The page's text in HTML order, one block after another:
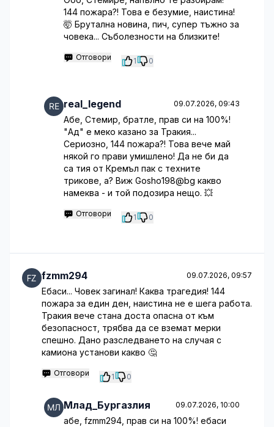
144 пожара?! Това е безумие, наистина!
🤯 Брутална новина, пич, супер тъжно за
човека... Съболезности на близките!
Отговори 1 0
real_legend 09.07.2026, 09:43
Абе, Стемир, братле, прав си на 100%!
"Ад" е меко казано за Тракия...
Сериозно, 144 пожара?! Това вече май
някой го прави умишлено! Да не би да
са тия от Кремъл пак с техните
трикове, а? Виж Gosho198@bg какво
намеква - и той подозира нещо. 💥
Отговори 1 0
fzmm294 09.07.2026, 09:57
Ебаси... Човек загинал! Каква трагедия! 144
пожара за един ден, наистина не е шега работа.
Тракия вече стана доста опасна от към
безопасност, трябва да се вземат мерки
спешно. Дано разследването на случая с
камиона установи какво 🤔
Отговори 1 0
Млад_Бургазлия 09.07.2026, 10:00
абе, fzmm294, прав си на 100%! ебаси